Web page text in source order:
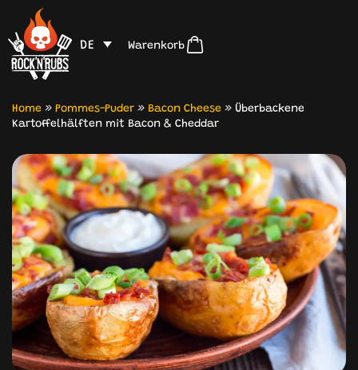
DE Warenkorb
Home » Pommes-Puder » Bacon Cheese » Überbackene
Kartoffelhälften mit Bacon & Cheddar